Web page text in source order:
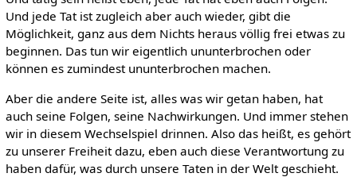
Und jede Tat ist zugleich aber auch wieder, gibt die
Möglichkeit, ganz aus dem Nichts heraus völlig frei etwas zu
beginnen. Das tun wir eigentlich ununterbrochen oder
können es zumindest ununterbrochen machen.
Aber die andere Seite ist, alles was wir getan haben, hat
auch seine Folgen, seine Nachwirkungen. Und immer stehen
wir in diesem Wechselspiel drinnen. Also das heißt, es gehört
zu unserer Freiheit dazu, eben auch diese Verantwortung zu
haben dafür, was durch unsere Taten in der Welt geschieht.